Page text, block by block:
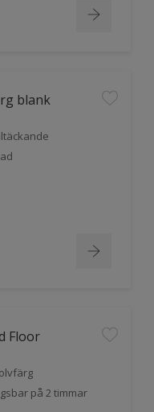
blank
Floor
på 2 timmar